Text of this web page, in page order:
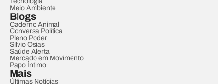
Meio Ambiente
Blogs
Caderno Animal
Conversa Política
Pleno Poder
Sílvio Osias
Saúde Alerta
Mercado em Movimento
Papo Íntimo
Mais
Últimas Notícias